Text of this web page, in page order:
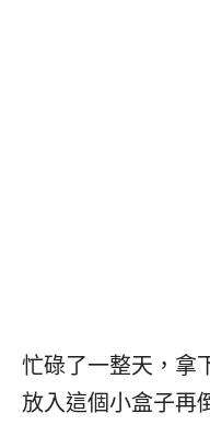
忙碌了一整天，拿
放入這個小盒子再